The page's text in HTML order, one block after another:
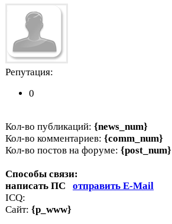
Репутация:
0
Кол-во публикаций: {news_num}
Кол-во комментариев: {comm_num}
Кол-во постов на форуме: {post_num}
Способы связи:
написать ПС отправить E-Mail
ICQ:
Сайт: {p_www}